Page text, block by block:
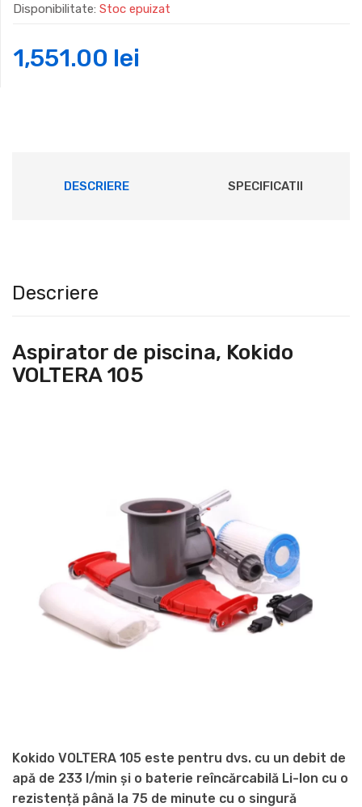
Disponibilitate: Stoc epuizat
1,551.00 lei
DESCRIERE SPECIFICATII
Descriere
Aspirator de piscina, Kokido
VOLTERA 105
Kokido VOLTERA 105 este pentru dvs. cu un debit de
apă de 233 l/min și o baterie reîncărcabilă Li-Ion cu o
rezistență până la 75 de minute cu o singură